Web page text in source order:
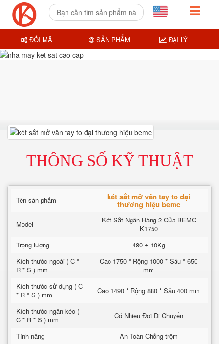
THÔNG SỐ KỸ THUẬT
Tên sản phẩm két sắt mở vân tay to đại
thương hiệu bemc
Model
Két Sắt Ngân Hàng 2 Cửa BEMC
K1750
Trọng lượng
480 ± 10Kg
Kích thước ngoài ( C *
R * S ) mm
Cao 1750 * Rộng 1000 * Sâu * 650
mm
Kích thước sử dụng ( C
* R * S ) mm
Cao 1490 * Rộng 880 * Sâu 400 mm
Kích thước ngăn kéo (
C * R * S ) mm
Có Nhiều Đợt Di Chuyển
Tính năng
An Toàn Chống trộm
ĐỔI MÃ SẢN PHẨM ĐẠI LÝ